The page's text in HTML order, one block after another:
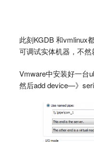
此刻KGDB 和vmlinux
可调试实体机器，不然
Vmware中安装好一台
然后add device—》